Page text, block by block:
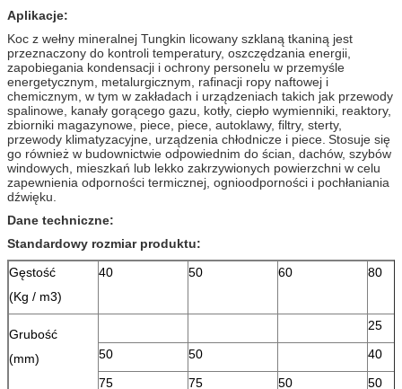
Aplikacje:
Koc z wełny mineralnej Tungkin licowany szklaną tkaniną jest
przeznaczony do kontroli temperatury, oszczędzania energii,
zapobiegania kondensacji i ochrony personelu w przemyśle
energetycznym, metalurgicznym, rafinacji ropy naftowej i
chemicznym, w tym w zakładach i urządzeniach takich jak przewody
spalinowe, kanały gorącego gazu, kotły, ciepło wymienniki, reaktory,
zbiorniki magazynowe, piece, piece, autoklawy, filtry, sterty,
przewody klimatyzacyjne, urządzenia chłodnicze i piece. Stosuje się
go również w budownictwie odpowiednim do ścian, dachów, szybów
windowych, mieszkań lub lekko zakrzywionych powierzchni w celu
zapewnienia odporności termicznej, ognioodporności i pochłaniania
dźwięku.
Dane techniczne:
Standardowy rozmiar produktu:
Gęstość
(Kg / m3)
40 50 60 80
Grubość
(mm)
25
50
50
40
75
75 50 50